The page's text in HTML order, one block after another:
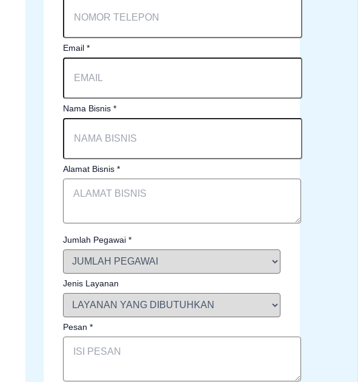
Email *
Nama Bisnis *
Alamat Bisnis *
Jumlah Pegawai *
Jenis Layanan
Pesan *